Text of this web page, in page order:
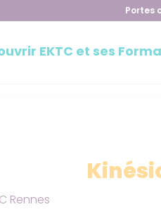
Portes
EKTC et ses
Rennes